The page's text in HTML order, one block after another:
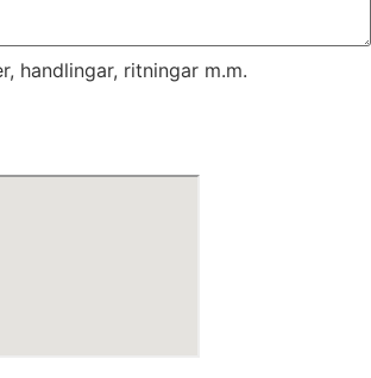
handlingar, ritningar m.m.